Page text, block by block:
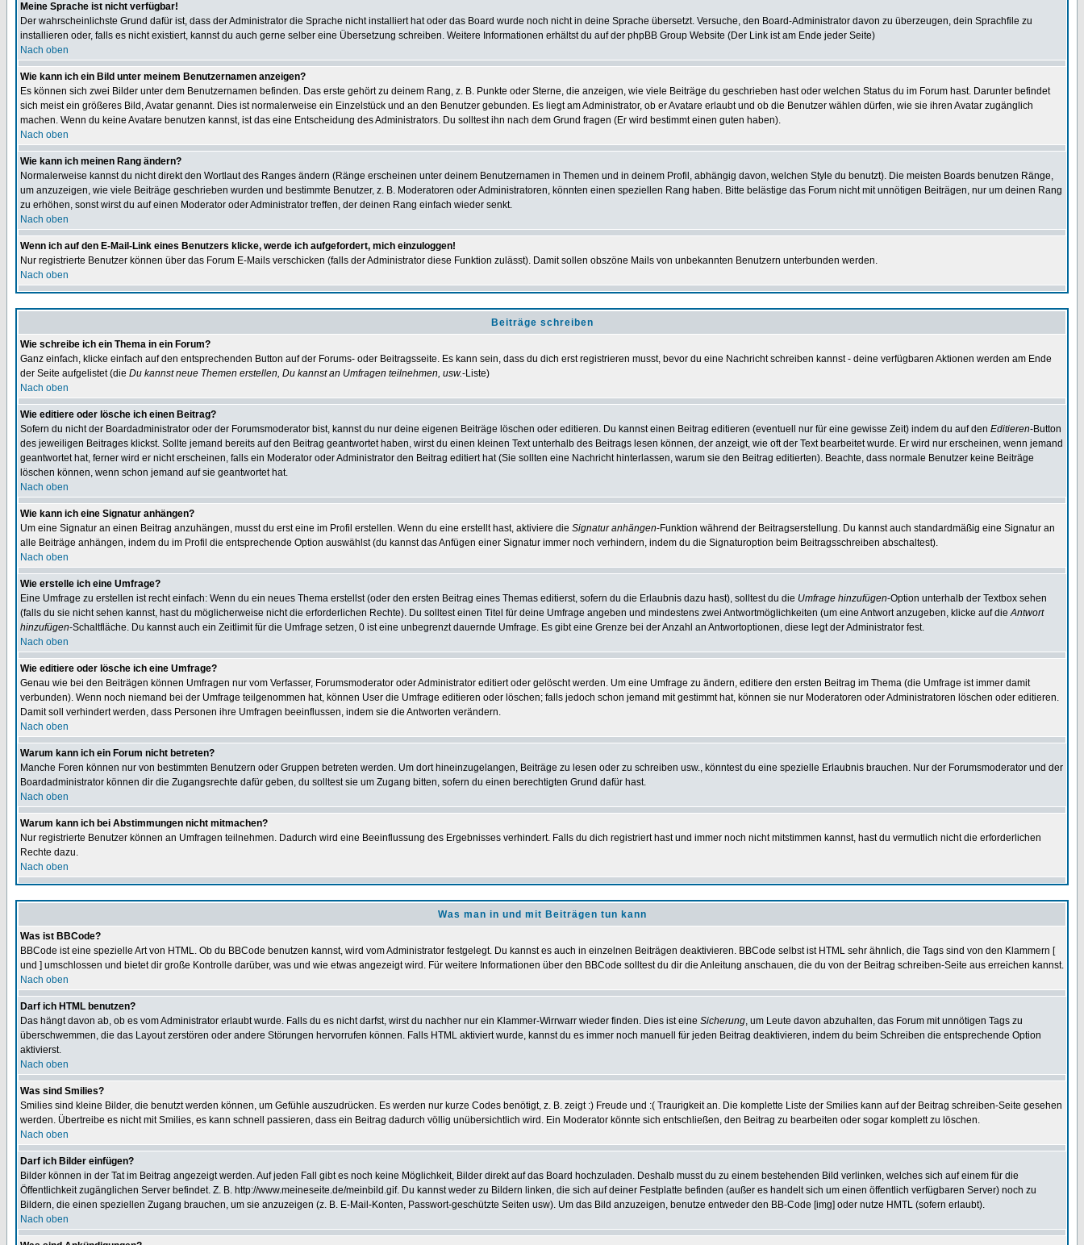
Meine Sprache ist nicht verfügbar!
Der wahrscheinlichste Grund dafür ist, dass der Administrator die Sprache nicht installiert hat oder das Board wurde noch nicht in deine Sprache übersetzt. Versuche, den Board-Administrator davon zu überzeugen, dein Sprachfile zu
installieren oder, falls es nicht existiert, kannst du auch gerne selber eine Übersetzung schreiben. Weitere Informationen erhältst du auf der phpBB Group Website (Der Link ist am Ende jeder Seite)
Nach oben
Wie kann ich ein Bild unter meinem Benutzernamen anzeigen?
Es können sich zwei Bilder unter dem Benutzernamen befinden. Das erste gehört zu deinem Rang, z. B. Punkte oder Sterne, die anzeigen, wie viele Beiträge du geschrieben hast oder welchen Status du im Forum hast. Darunter befindet
sich meist ein größeres Bild, Avatar genannt. Dies ist normalerweise ein Einzelstück und an den Benutzer gebunden. Es liegt am Administrator, ob er Avatare erlaubt und ob die Benutzer wählen dürfen, wie sie ihren Avatar zugänglich
machen. Wenn du keine Avatare benutzen kannst, ist das eine Entscheidung des Administrators. Du solltest ihn nach dem Grund fragen (Er wird bestimmt einen guten haben).
Nach oben
Wie kann ich meinen Rang ändern?
Normalerweise kannst du nicht direkt den Wortlaut des Ranges ändern (Ränge erscheinen unter deinem Benutzernamen in Themen und in deinem Profil, abhängig davon, welchen Style du benutzt). Die meisten Boards benutzen Ränge,
um anzuzeigen, wie viele Beiträge geschrieben wurden und bestimmte Benutzer, z. B. Moderatoren oder Administratoren, könnten einen speziellen Rang haben. Bitte belästige das Forum nicht mit unnötigen Beiträgen, nur um deinen Rang
zu erhöhen, sonst wirst du auf einen Moderator oder Administrator treffen, der deinen Rang einfach wieder senkt.
Nach oben
Wenn ich auf den E-Mail-Link eines Benutzers klicke, werde ich aufgefordert, mich einzuloggen!
Nur registrierte Benutzer können über das Forum E-Mails verschicken (falls der Administrator diese Funktion zulässt). Damit sollen obszöne Mails von unbekannten Benutzern unterbunden werden.
Nach oben
Beiträge schreiben
Wie schreibe ich ein Thema in ein Forum?
Ganz einfach, klicke einfach auf den entsprechenden Button auf der Forums- oder Beitragsseite. Es kann sein, dass du dich erst registrieren musst, bevor du eine Nachricht schreiben kannst - deine verfügbaren Aktionen werden am Ende
der Seite aufgelistet (die Du kannst neue Themen erstellen, Du kannst an Umfragen teilnehmen, usw.-Liste)
Nach oben
Wie editiere oder lösche ich einen Beitrag?
Sofern du nicht der Boardadministrator oder der Forumsmoderator bist, kannst du nur deine eigenen Beiträge löschen oder editieren. Du kannst einen Beitrag editieren (eventuell nur für eine gewisse Zeit) indem du auf den Editieren-Button
des jeweiligen Beitrages klickst. Sollte jemand bereits auf den Beitrag geantwortet haben, wirst du einen kleinen Text unterhalb des Beitrags lesen können, der anzeigt, wie oft der Text bearbeitet wurde. Er wird nur erscheinen, wenn jemand
geantwortet hat, ferner wird er nicht erscheinen, falls ein Moderator oder Administrator den Beitrag editiert hat (Sie sollten eine Nachricht hinterlassen, warum sie den Beitrag editierten). Beachte, dass normale Benutzer keine Beiträge
löschen können, wenn schon jemand auf sie geantwortet hat.
Nach oben
Wie kann ich eine Signatur anhängen?
Um eine Signatur an einen Beitrag anzuhängen, musst du erst eine im Profil erstellen. Wenn du eine erstellt hast, aktiviere die Signatur anhängen-Funktion während der Beitragserstellung. Du kannst auch standardmäßig eine Signatur an
alle Beiträge anhängen, indem du im Profil die entsprechende Option auswählst (du kannst das Anfügen einer Signatur immer noch verhindern, indem du die Signaturoption beim Beitragsschreiben abschaltest).
Nach oben
Wie erstelle ich eine Umfrage?
Eine Umfrage zu erstellen ist recht einfach: Wenn du ein neues Thema erstellst (oder den ersten Beitrag eines Themas editierst, sofern du die Erlaubnis dazu hast), solltest du die Umfrage hinzufügen-Option unterhalb der Textbox sehen
(falls du sie nicht sehen kannst, hast du möglicherweise nicht die erforderlichen Rechte). Du solltest einen Titel für deine Umfrage angeben und mindestens zwei Antwortmöglichkeiten (um eine Antwort anzugeben, klicke auf dieAntwort
hinzufügen-Schaltfläche. Du kannst auch ein Zeitlimit für die Umfrage setzen, 0 ist eine unbegrenzt dauernde Umfrage. Es gibt eine Grenze bei der Anzahl an Antwortoptionen, diese legt der Administrator fest.
Nach oben
Wie editiere oder lösche ich eine Umfrage?
Genau wie bei den Beiträgen können Umfragen nur vom Verfasser, Forumsmoderator oder Administrator editiert oder gelöscht werden. Um eine Umfrage zu ändern, editiere den ersten Beitrag im Thema (die Umfrage ist immer damit
verbunden). Wenn noch niemand bei der Umfrage teilgenommen hat, können User die Umfrage editieren oder löschen; falls jedoch schon jemand mit gestimmt hat, können sie nur Moderatoren oder Administratoren löschen oder editieren.
Damit soll verhindert werden, dass Personen ihre Umfragen beeinflussen, indem sie die Antworten verändern.
Nach oben
Warum kann ich ein Forum nicht betreten?
Manche Foren können nur von bestimmten Benutzern oder Gruppen betreten werden. Um dort hineinzugelangen, Beiträge zu lesen oder zu schreiben usw., könntest du eine spezielle Erlaubnis brauchen. Nur der Forumsmoderator und der
Boardadministrator können dir die Zugangsrechte dafür geben, du solltest sie um Zugang bitten, sofern du einen berechtigten Grund dafür hast.
Nach oben
Warum kann ich bei Abstimmungen nicht mitmachen?
Nur registrierte Benutzer können an Umfragen teilnehmen. Dadurch wird eine Beeinflussung des Ergebnisses verhindert. Falls du dich registriert hast und immer noch nicht mitstimmen kannst, hast du vermutlich nicht die erforderlichen
Rechte dazu.
Nach oben
Was man in und mit Beiträgen tun kann
Was ist BBCode?
BBCode ist eine spezielle Art von HTML. Ob du BBCode benutzen kannst, wird vom Administrator festgelegt. Du kannst es auch in einzelnen Beiträgen deaktivieren. BBCode selbst ist HTML sehr ähnlich, die Tags sind von den Klammern [
und ] umschlossen und bietet dir große Kontrolle darüber, was und wie etwas angezeigt wird. Für weitere Informationen über den BBCode solltest du dir die Anleitung anschauen, die du von der Beitrag schreiben-Seite aus erreichen kannst.
Nach oben
Darf ich HTML benutzen?
Das hängt davon ab, ob es vom Administrator erlaubt wurde. Falls du es nicht darfst, wirst du nachher nur ein Klammer-Wirrwarr wieder finden. Dies ist eine Sicherung, um Leute davon abzuhalten, das Forum mit unnötigen Tags zu
überschwemmen, die das Layout zerstören oder andere Störungen hervorrufen können. Falls HTML aktiviert wurde, kannst du es immer noch manuell für jeden Beitrag deaktivieren, indem du beim Schreiben die entsprechende Option
aktivierst.
Nach oben
Was sind Smilies?
Smilies sind kleine Bilder, die benutzt werden können, um Gefühle auszudrücken. Es werden nur kurze Codes benötigt, z. B. zeigt :) Freude und :( Traurigkeit an. Die komplette Liste der Smilies kann auf der Beitrag schreiben-Seite gesehen
werden. Übertreibe es nicht mit Smilies, es kann schnell passieren, dass ein Beitrag dadurch völlig unübersichtlich wird. Ein Moderator könnte sich entschließen, den Beitrag zu bearbeiten oder sogar komplett zu löschen.
Nach oben
Darf ich Bilder einfügen?
Bilder können in der Tat im Beitrag angezeigt werden. Auf jeden Fall gibt es noch keine Möglichkeit, Bilder direkt auf das Board hochzuladen. Deshalb musst du zu einem bestehenden Bild verlinken, welches sich auf einem für die
Öffentlichkeit zugänglichen Server befindet. Z. B. http://www.meineseite.de/meinbild.gif. Du kannst weder zu Bildern linken, die sich auf deiner Festplatte befinden (außer es handelt sich um einen öffentlich verfügbaren Server) noch zu
Bildern, die einen speziellen Zugang brauchen, um sie anzuzeigen (z. B. E-Mail-Konten, Passwort-geschützte Seiten usw). Um das Bild anzuzeigen, benutze entweder den BB-Code [img] oder nutze HMTL (sofern erlaubt).
Nach oben